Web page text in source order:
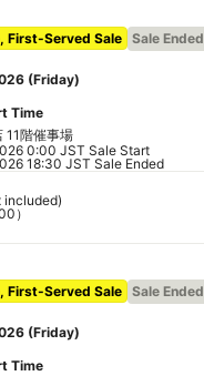
First-Served Sale Sale Ended
(Friday)
Time
11階催事場
0:00 JST Sale Start
18:30 JST Sale Ended
included)
）
First-Served Sale Sale Ended
(Friday)
Time